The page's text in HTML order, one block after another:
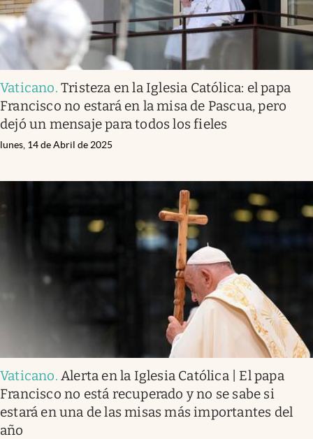
Vaticano.Tristeza en la Iglesia Católica: el papa
Francisco no estará en la misa de Pascua, pero
dejó un mensaje para todos los fieles
lunes, 14 de Abril de 2025
Vaticano.Alerta en la Iglesia Católica | El papa
Francisco no está recuperado y no se sabe si
estará en una de las misas más importantes del
año